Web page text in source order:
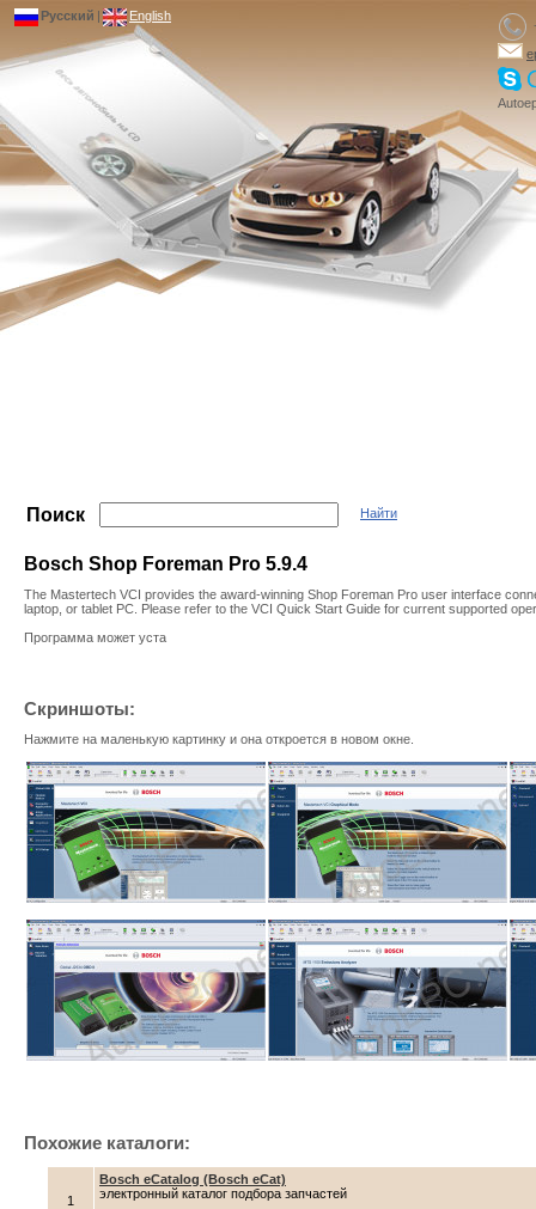
Русский | English
Поиск Найти
Bosch Shop Foreman Pro 5.9.4
The Mastertech VCI provides the award-winning Shop Foreman Pro user interface
laptop, or tablet PC. Please refer to the VCI Quick Start Guide for current supported
Программа может уста
Скриншоты:
Нажмите на маленькую картинку и она откроется в новом окне.
Похожие каталоги:
1
Bosch eCatalog (Bosch eCat)
электронный каталог подбора запчастей